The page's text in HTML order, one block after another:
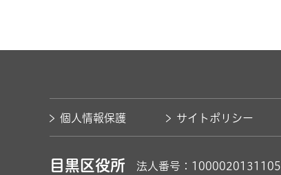
個人情報保護 サイトポリシー
目黒区役所 法人番号：1000020131105